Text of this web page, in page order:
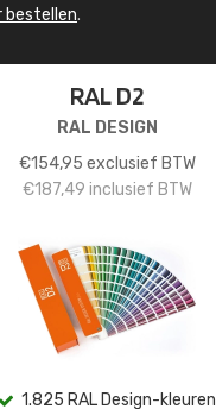
bestellen.
RAL D2
RAL DESIGN
€154,95 exclusief BTW
€187,49 inclusief BTW
1.825 RAL Design-kleuren